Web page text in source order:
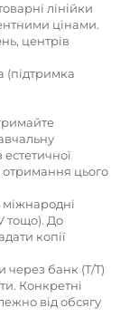
лінійки
цінами.
центрів
(підтримка
естетичної
отримання цього
міжнародні
тощо). До
копії
банк (T/T)
Конкретні
від обсягу